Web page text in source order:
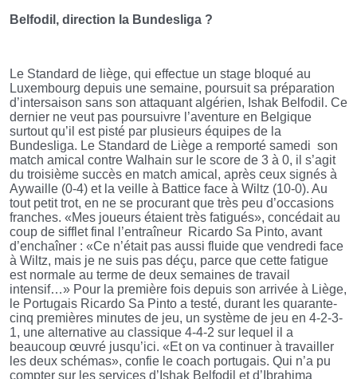
Belfodil, direction la Bundesliga ?
Le Standard de liège, qui effectue un stage bloqué au
Luxembourg depuis une semaine, poursuit sa préparation
d’intersaison sans son attaquant algérien, Ishak Belfodil. Ce
dernier ne veut pas poursuivre l’aventure en Belgique
surtout qu’il est pisté par plusieurs équipes de la
Bundesliga. Le Standard de Liège a remporté samedi son
match amical contre Walhain sur le score de 3 à 0, il s’agit
du troisième succès en match amical, après ceux signés à
Aywaille (0-4) et la veille à Battice face à Wiltz (10-0). Au
tout petit trot, en ne se procurant que très peu d’occasions
franches. «Mes joueurs étaient très fatigués», concédait au
coup de sifflet final l’entraîneur Ricardo Sa Pinto, avant
d’enchaîner : «Ce n’était pas aussi fluide que vendredi face
à Wiltz, mais je ne suis pas déçu, parce que cette fatigue
est normale au terme de deux semaines de travail
intensif…» Pour la première fois depuis son arrivée à Liège,
le Portugais Ricardo Sa Pinto a testé, durant les quarante-
cinq premières minutes de jeu, un système de jeu en 4-2-3-
1, une alternative au classique 4-4-2 sur lequel il a
beaucoup œuvré jusqu’ici. «Et on va continuer à travailler
les deux schémas», confie le coach portugais. Qui n’a pu
compter sur les services d’Ishak Belfodil et d’Ibrahima